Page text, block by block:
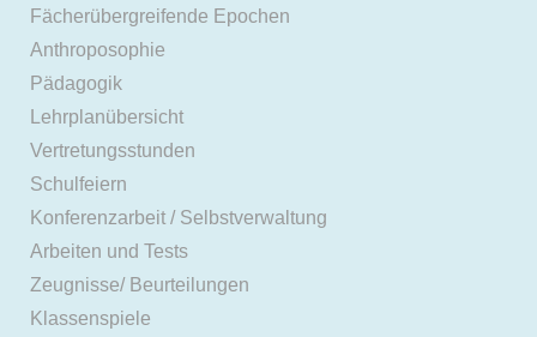
Fächerübergreifende Epochen
Anthroposophie
Pädagogik
Lehrplanübersicht
Vertretungsstunden
Schulfeiern
Konferenzarbeit / Selbstverwaltung
Arbeiten und Tests
Zeugnisse/ Beurteilungen
Klassenspiele